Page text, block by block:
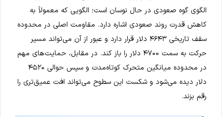
الگوی گوه صعودی در حال نوسان است؛ الگویی که معمولاً به
کاهش قدرت روند صعودی اشاره دارد. مقاومت اصلی در محدوده
سقف تاریخی ۴۶۴۳ دلار قرار دارد و عبور از آن می‌تواند مسیر
حرکت به سمت ۴۷۰۰ دلار را باز کند. در مقابل، حمایت‌های مهم
در محدوده میانگین متحرک کوتاه‌مدت و سپس حوالی ۴۵۲۰
دلار دیده می‌شود و شکست این سطوح می‌تواند افت عمیق‌تری را
رقم بزند.